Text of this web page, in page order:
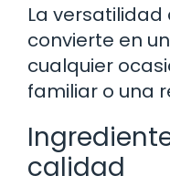
La
convierte en
cualquier
familiar o una
calidad